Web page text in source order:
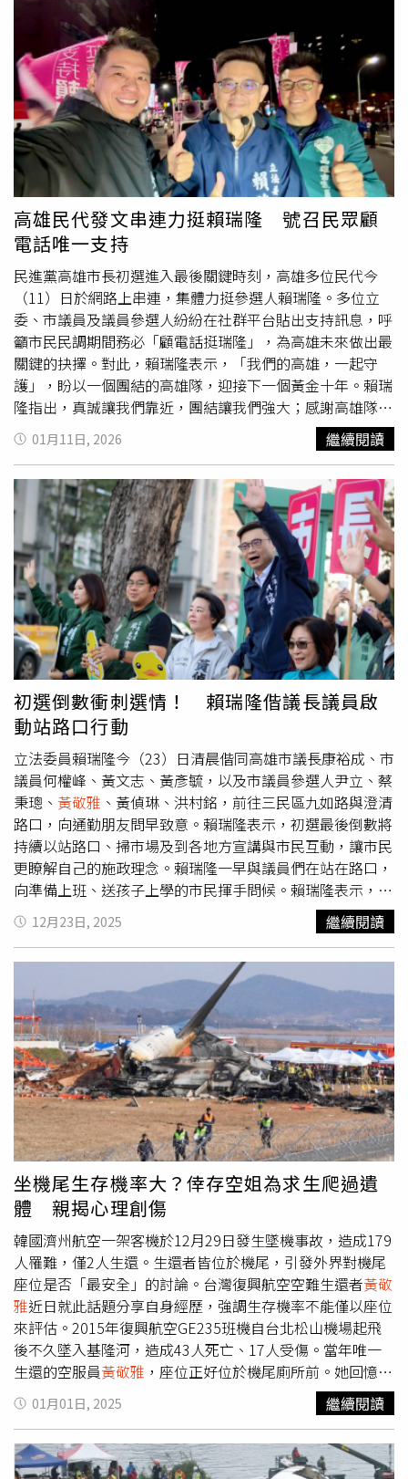
話，樣本來源、抽樣方式、代表性一概不明，結果卻被拿來
說成「高雄市民的聲音」，這合理嗎？如果這樣就能叫做
「真實民調」，那自己隨便問身邊三個朋友，大家都覺得柯
志恩應該退選，是不是也能宣稱「100%真實民意支持」？
尹立續指，更好笑的是，TVBS做的民調，賴瑞隆還贏柯志
恩2％，結果藍營媒體馬上不敢提，只會一直拿自己體系內
的「網路民調」出來講。說穿了就是一句話：國民黨真的很
怕賴瑞隆。怕到不敢正面比政見，怕到高雄市長初選才剛落
幕，三家民調結果顯示民進黨參選人全面領先柯志恩，就急
著靠網路投票式假民調與媒體操作來自我安慰。尹立批評，
高雄人要的是什麼？不是誰在網路上灌票比較會，是誰真的
走在基層、經歷豐富、扛得起責任的高雄市長。不敢讓全體
市民參與的「民調」，說得再多也只是自己人講給自己人爽
而已。而前鎮小港市議員參選人黃敬雅則在臉書發文指出，
從86％到會員制民調，國民黨是怕到只能壯膽？還是集體自
我催眠？黃敬雅批評，專長是看見不存在的東西、追蹤器還
沒找到的國民黨議員陳麗娜，居然還喜孜孜地拿著這份民
調，嘲諷民進黨初選是顧電話派系動員、柯志恩則是實力不
藏了。哈囉？會員制投票叫什麼民調？這才叫做動員比賽、
這才叫同溫層取暖大會吧！拿著這種像是線上法會的毫無統
計學常識自嗨數據，居然還有臉拿出來發新聞帶風向？黃敬
雅強調，說穿了，這就是標準的「捧柯產業鏈」一條龍服
務，先由紅媒炒作一個誇張的86％民調，再搞一個會員制投
票洗數據，最後由陳麗娜這類民代一個個排隊寫作文繳作
業，高喊實力不藏了、民進黨瑟瑟發抖。黃敬雅說，更好笑
的是，引用這種需要登入會員、毫無隨機抽樣價值的民調來
攻擊對手，不覺得臉紅嗎？說民進黨怕賴瑞隆輸，自己看來
是國民黨怕柯志恩輸怕到瘋了吧？黃敬雅表示，事實上，連
TVBS 民調都還顯示賴瑞隆領先柯志恩2％了，但在妳們的
幻想世界裡，已經自我催眠成柯志恩宇宙無敵了？「我是建
議，既然都可以做出86％了，為什麼不乾脆湊個87％？畢
竟這數字跟你們的操作水準簡直是絕配，不能再高了。」
高雄民代發文串連力挺賴瑞隆 號召民眾顧
電話唯一支持
民進黨高雄市長初選進入最後關鍵時刻，高雄多位民代今
（11）日於網路上串連，集體力挺參選人賴瑞隆。多位立
委、市議員及議員參選人紛紛在社群平台貼出支持訊息，呼
籲市民民調期間務必「顧電話挺瑞隆」，為高雄未來做出最
關鍵的抉擇。對此，賴瑞隆表示，「我們的高雄，一起守
護」，盼以一個團結的高雄隊，迎接下一個黃金十年。賴瑞
隆指出，真誠讓我們靠近，團結讓我們強大；感謝高雄隊在
關鍵時刻站出來相挺，這份力挺不只是對他個人的支持，更
是對高雄未來方向的共同選擇。他也號召市民持續加入「行
動代號：百工百業顧電話 團結高雄挺瑞隆」行動，不論是
透過電話、通訊軟體或社群平台，懇請向至少20位親友提醒
在1月12日至17日民調期間務必在家顧電話，唯一支持賴瑞
隆。自發串連的民代包括立委李柏毅；高雄市議會議長康裕
成，議員郭建盟、何權峰、簡煥宗、張勝富、湯詠瑜、張博
洋、黃彥毓、黃文志。另也包括議員參選人蔡秉璁、尹立、
黃偵琳、洪村銘、黃敬雅等人。貼文向民眾說明賴瑞隆過去
二十年從政務官到立委的歷練，強調賴熟悉市政、能無縫接
軌，是延續高雄發展最穩健、最有魄力的市長人選。他們指
出，高雄正站在關鍵轉折點，未來四年將決定城市能否邁向
下一個黃金十年，此刻更需要集中力量團結一致。伴隨「顧
電話、挺瑞隆、顧高雄」行動全面展開，高雄正以一個團結
團隊的姿態集結，在市長初選前夕展現最強氣勢。
01月11日, 2026 繼續閱讀
初選倒數衝刺選情！ 賴瑞隆偕議長議員啟
動站路口行動
立法委員賴瑞隆今（23）日清晨偕同高雄市議長康裕成、市
議員何權峰、黃文志、黃彥毓，以及市議員參選人尹立、蔡
秉璁、 黃敬雅 、黃偵琳、洪村銘，前往三民區九如路與澄清
路口，向通勤朋友問早致意。賴瑞隆表示，初選最後倒數將
持續以站路口、掃市場及到各地方宣講與市民互動，讓市民
更瞭解自己的施政理念。賴瑞隆一早與議員們在站在路口，
向準備上班、送孩子上學的市民揮手問候。賴瑞隆表示，這
是城市的一天，站在第一線向市民問早，和市民一起為生活
努力，也更加提醒基層出身的自己，肩上承擔的是眾多家庭
的期待，更要時刻站在市民身旁，記得最真實的需求與聲
音。賴瑞隆指出，高雄是一座充滿生命力的城市，有著最勤
奮、最認真的市民，在各自的崗位上努力付出，撐起整座城
市的運轉。他也將帶著十年市府政務官、十年優秀立委的成
績，持續秉持初心、全力以赴，深入社區、街頭與日常生活
的各個角落，用行動爭取支持，一步一腳印為高雄打拚，讓
城市一天比一天更好。適逢歲末年終之際，賴瑞隆強調，
2026年將至，他會以真誠無畏的態度穩健前行，與市民朋
友站在一起迎接曙光，共同迎向屬於高雄的嶄新未來。
12月23日, 2025 繼續閱讀
坐機尾生存機率大？倖存空姐為求生爬過遺
體 親揭心理創傷
韓國濟州航空一架客機於12月29日發生墜機事故，造成179
人罹難，僅2人生還。生還者皆位於機尾，引發外界對機尾
座位是否「最安全」的討論。台灣復興航空空難生還者黃敬
雅近日就此話題分享自身經歷，強調生存機率不能僅以座位
來評估。2015年復興航空GE235班機自台北松山機場起飛
後不久墜入基隆河，造成43人死亡、17人受傷。當年唯一
生還的空服員黃敬雅 ，座位正好位於機尾廁所前。她回憶，
事故發生當天，自己因直覺將安全帶繫得特別緊，但她強
調，生還與否涉及多重因素，無法單純以座位位置作為判斷
標準。在節目《新聞挖挖哇》中，主持人鄭弘儀問及機尾是
否較安全時，黃敬雅表示，飛安涉及複雜情境，不能過度簡
01月01日, 2025 繼續閱讀